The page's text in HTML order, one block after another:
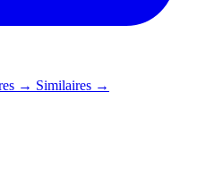
→ Similaires →